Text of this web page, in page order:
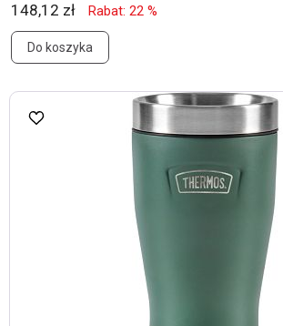
148,12 zł Rabat: 22 %
Do koszyka